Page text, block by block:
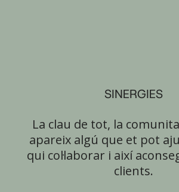
SINERGIES
La clau de tot, la
apareix algú que et pot
qui col·laborar i així
clients.